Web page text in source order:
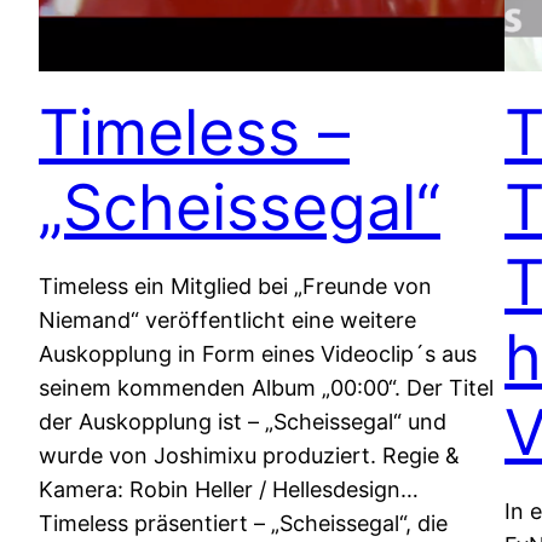
Timeless –
„Scheissegal“
Timeless ein Mitglied bei „Freunde von
Niemand“ veröffentlicht eine weitere
Auskopplung in Form eines Videoclip´s aus
seinem kommenden Album „00:00“. Der Titel
der Auskopplung ist – „Scheissegal“ und
wurde von Joshimixu produziert. Regie &
Kamera: Robin Heller / Hellesdesign…
Timeless präsentiert – „Scheissegal“, die
In